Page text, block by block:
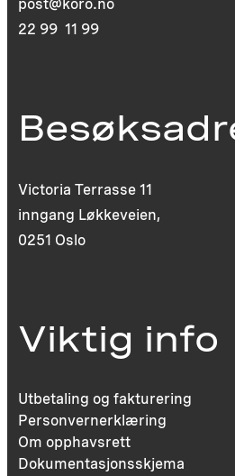
post@koro.no
22 99 11 99
Victoria Terrasse 11
inngang Løkkeveien,
0251 Oslo
Viktig info
Utbetaling og fakturering
Personvernerklæring
Om opphavsrett
Dokumentasjonsskjema